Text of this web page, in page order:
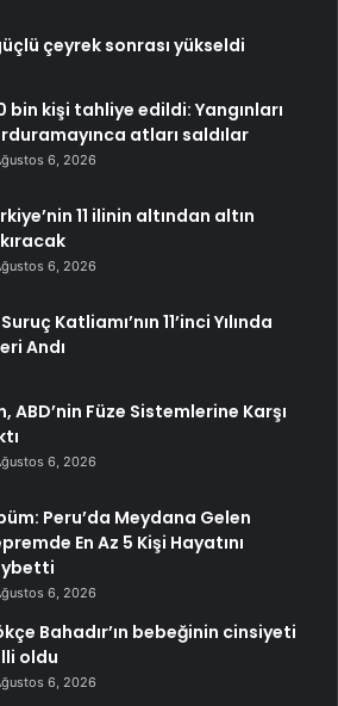
çeyrek sonrası yükseldi
bin kişi tahliye edildi: Yangınları
atları saldılar
6, 2026
11 ilinin altından altın
6, 2026
Katliamı’nın 11’inci Yılında
Andı
ABD’nin Füze Sistemlerine Karşı
6, 2026
Peru’da Meydana Gelen
En Az 5 Kişi Hayatını
6, 2026
Bahadır’ın bebeğinin cinsiyeti
oldu
6, 2026